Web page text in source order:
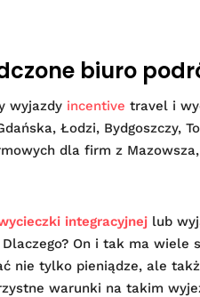
biuro
wyjazdy incentive travel i
Łodzi, Bydgoszczy,
dla firm z
integracyjnej lub
Dlaczego? On i tak ma
nie tylko pieniądze, ale
warunki na takim